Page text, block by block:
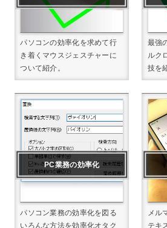
パソコンの効率化を求めて行
き着くマウスジェスチャーに
ついて紹介。
最強
ルク
技を
PC業務の効率化
パソコン業務の効率化を図る
いろんな方法を効率化オタク
メル
テキ